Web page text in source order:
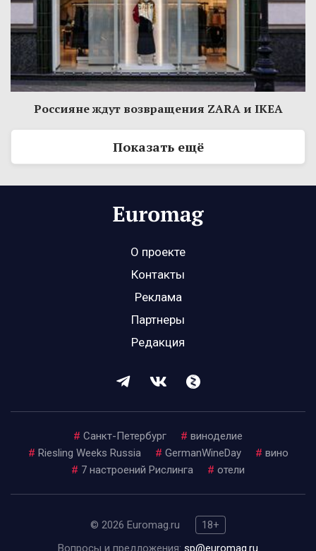
Россияне ждут возвращения ZARA и IKEA
Показать ещё
О проекте
Контакты
Реклама
Партнеры
Редакция
# Санкт-Петербург # виноделие
# Riesling Weeks Russia # GermanWineDay # вино
# 7 настроений Рислинга # отели
© 2026 Euromag.ru
18+
Вопросы и предложения: sp@euromag.ru